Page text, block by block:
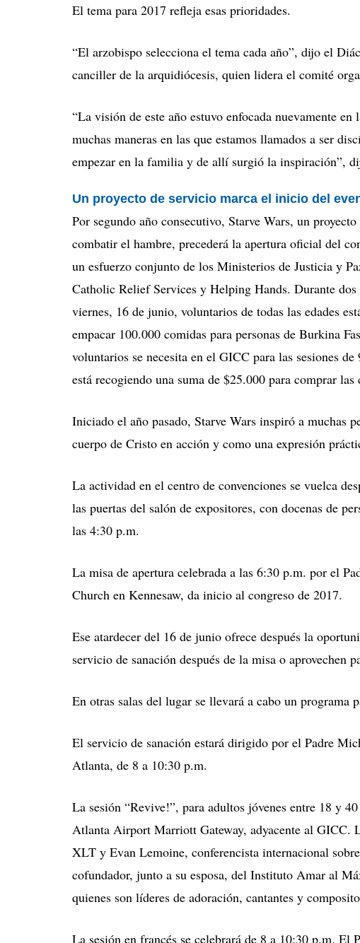
El tema para 2017 refleja esas prioridades.
“El arzobispo selecciona el tema cada año”, dijo el
canciller de la arquidiócesis, quien lidera el comité
“La visión de este año estuvo enfocada nuevamente en
muchas maneras en las que estamos llamados a ser
empezar en la familia y de allí surgió la inspiración”,
Un proyecto de servicio marca el inicio del
Por segundo año consecutivo, Starve Wars, un
combatir el hambre, precederá la apertura oficial del
un esfuerzo conjunto de los Ministerios de Justicia y
Catholic Relief Services y Helping Hands. Durante dos
viernes, 16 de junio, voluntarios de todas las edades
empacar 100.000 comidas para personas de Burkina
voluntarios se necesita en el GICC para las sesiones
está recogiendo una suma de $25.000 para comprar
Iniciado el año pasado, Starve Wars inspiró a muchas
cuerpo de Cristo en acción y como una expresión
La actividad en el centro de convenciones se vuelca
las puertas del salón de expositores, con docenas de
las 4:30 p.m.
La misa de apertura celebrada a las 6:30 p.m. por el
Church en Kennesaw, da inicio al congreso de 2017.
Ese atardecer del 16 de junio ofrece después la
servicio de sanación después de la misa o aprovechen
En otras salas del lugar se llevará a cabo un programa
El servicio de sanación estará dirigido por el Padre
Atlanta, de 8 a 10:30 p.m.
La sesión “Revive!”, para adultos jóvenes entre 18 y
Atlanta Airport Marriott Gateway, adyacente al GICC.
XLT y Evan Lemoine, conferencista internacional
cofundador, junto a su esposa, del Instituto Amar al
quienes son líderes de adoración, cantantes y
La sesión en francés se celebrará de 8 a 10:30 p.m.